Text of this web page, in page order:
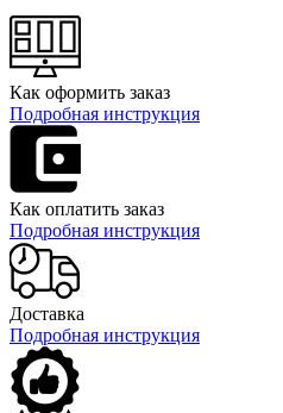
Как оформить заказ
Подробная инструкция
Как оплатить заказ
Подробная инструкция
Доставка
Подробная инструкция